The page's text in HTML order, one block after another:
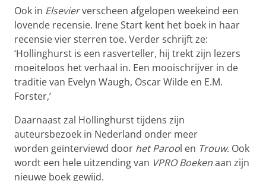
Ook in Elsevierverscheen afgelopen weekeind een
lovende recensie. Irene Start kent het boek in haar
recensie vier sterren toe. Verder schrijft ze:
‘Hollinghurst is een rasverteller, hij trekt zijn lezers
moeiteloos het verhaal in. Een mooischrijver in de
traditie van Evelyn Waugh, Oscar Wilde en E.M.
Forster,’
Daarnaast zal Hollinghurst tijdens zijn
auteursbezoek in Nederland onder meer
worden geïnterviewd door het Parool en Trouw. Ook
wordt een hele uitzending van VPRO Boekenaan zijn
nieuwe boek gewijd.